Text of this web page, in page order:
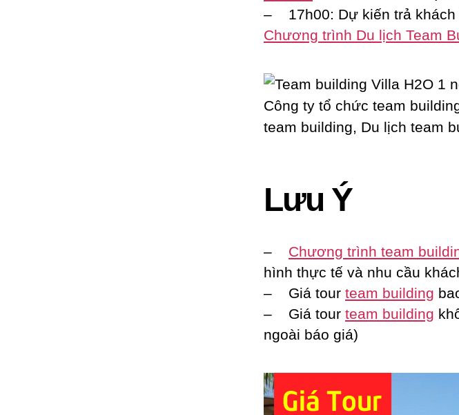
– 17h00: Dự kiến trả khách
Chương trình Du lịch Team
Lưu Ý
– Chương trình team
hình thực tế và nhu cầu
– Giá tour team building
– Giá tour team building
ngoài báo giá)